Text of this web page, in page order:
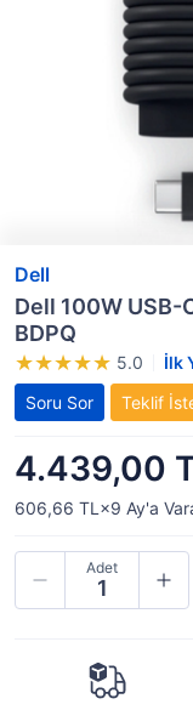
Dell
Dell 100W
BDPQ
5.0
İlk
Soru Sor
Teklif
4.439,00
606,66 TL×9 Ay'a
Adet